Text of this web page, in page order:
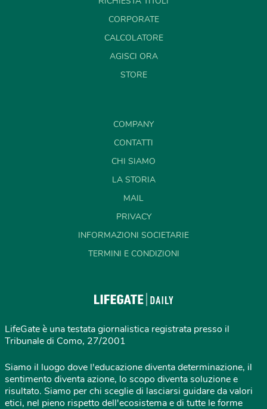
CORPORATE
CALCOLATORE
AGISCI ORA
STORE
COMPANY
CONTATTI
CHI SIAMO
LA STORIA
MAIL
PRIVACY
INFORMAZIONI SOCIETARIE
TERMINI E CONDIZIONI
LifeGate è una testata giornalistica registrata presso il
Tribunale di Como, 27/2001
Siamo il luogo dove l'educazione diventa determinazione, il
sentimento diventa azione, lo scopo diventa soluzione e
risultato. Siamo per chi sceglie di lasciarsi guidare da valori
etici, nel pieno rispetto dell'ecosistema e di tutte le forme